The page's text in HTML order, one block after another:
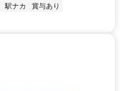
駅ナカ
賞与あり